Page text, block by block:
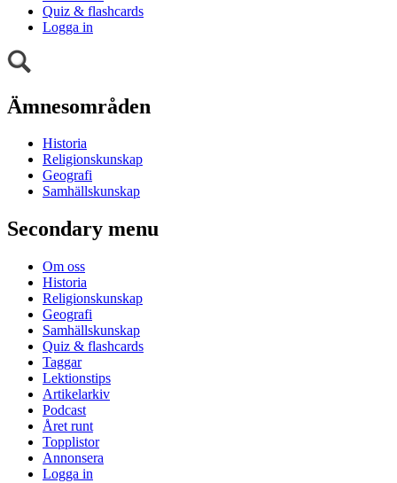
Quiz & flashcards
Logga in
Ämnesområden
Historia
Religionskunskap
Geografi
Samhällskunskap
Secondary menu
Om oss
Historia
Religionskunskap
Geografi
Samhällskunskap
Quiz & flashcards
Taggar
Lektionstips
Artikelarkiv
Podcast
Året runt
Topplistor
Annonsera
Logga in